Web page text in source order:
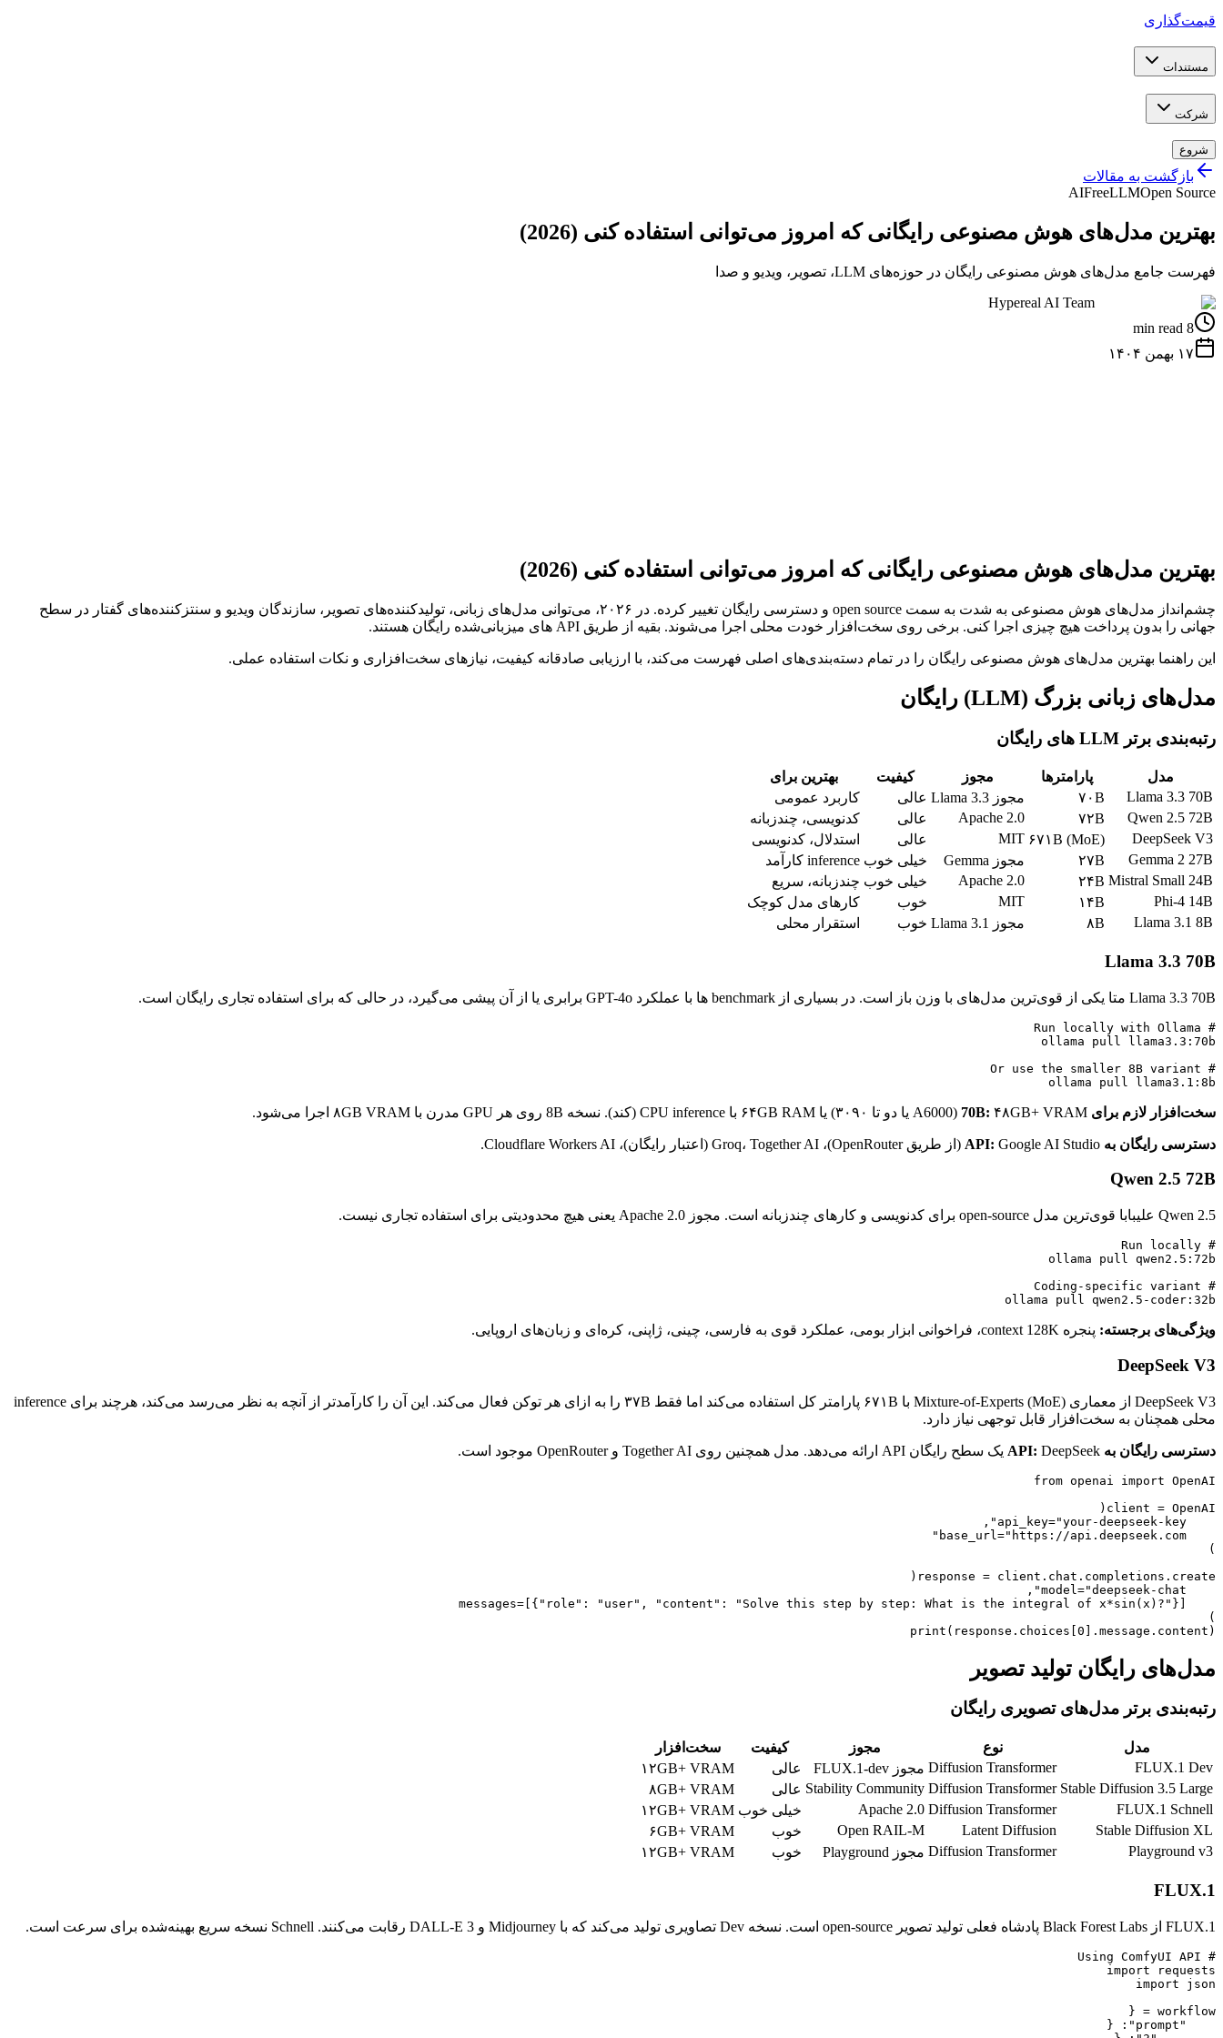
قیمت‌گذاری
مستندات
شرکت
شروع
بازگشت به مقالات
AIFreeLLMOpen Source
بهترین مدل‌های هوش مصنوعی رایگانی که امروز می‌توانی استفاده کنی (2026)
فهرست جامع مدل‌های هوش مصنوعی رایگان در حوزه‌های LLM، تصویر، ویدیو و صدا
Hypereal AI Team
8 min read
۱۷ بهمن ۱۴۰۴
بهترین مدل‌های هوش مصنوعی رایگانی که امروز می‌توانی استفاده کنی (2026)
چشم‌انداز مدل‌های هوش مصنوعی به شدت به سمت open source و دسترسی رایگان تغییر کرده. در ۲۰۲۶، می‌توانی مدل‌های زبانی، تولیدکننده‌های تصویر، سازندگان ویدیو و سنتزکننده‌های گفتار در سطح
جهانی را بدون پرداخت هیچ چیزی اجرا کنی. برخی روی سخت‌افزار خودت محلی اجرا می‌شوند. بقیه از طریق API های میزبانی‌شده رایگان هستند.
این راهنما بهترین مدل‌های هوش مصنوعی رایگان را در تمام دسته‌بندی‌های اصلی فهرست می‌کند، با ارزیابی صادقانه کیفیت، نیازهای سخت‌افزاری و نکات استفاده عملی.
مدل‌های زبانی بزرگ (LLM) رایگان
رتبه‌بندی برتر LLM های رایگان
مدل پارامترها مجوز کیفیت
بهترین برای
Llama 3.3 70B
۷۰B مجوز Llama 3.3 عالی
کاربرد عمومی
Qwen 2.5 72B
۷۲B Apache 2.0 عالی
کدنویسی، چندزبانه
DeepSeek V3
۶۷۱B (MoE) MIT عالی
استدلال، کدنویسی
Gemma 2 27B
۲۷B مجوز Gemma خیلی خوب inference کارآمد
Mistral Small 24B ۲۴B Apache 2.0 خیلی خوب چندزبانه، سریع
Phi-4 14B
۱۴B MIT خوب
کارهای مدل کوچک
Llama 3.1 8B
۸B مجوز Llama 3.1 خوب استقرار محلی
Llama 3.3 70B
Llama 3.3 70B متا یکی از قوی‌ترین مدل‌های با وزن باز است. در بسیاری از benchmark ها با عملکرد GPT-4o برابری یا از آن پیشی می‌گیرد، در حالی که برای استفاده تجاری رایگان است.
ollama pull llama3.1:8b
سخت‌افزار لازم برای 70B: ۴۸GB+ VRAM (A6000 یا دو تا ۳۰۹۰) یا ۶۴GB RAM با CPU inference (کند). نسخه 8B روی هر GPU مدرن با ۸GB VRAM اجرا می‌شود.
دسترسی رایگان به API: Google AI Studio (از طریق OpenRouter)، Groq، Together AI (اعتبار رایگان)، Cloudflare Workers AI.
Qwen 2.5 72B
Qwen 2.5 علیبابا قوی‌ترین مدل open-source برای کدنویسی و کارهای چندزبانه است. مجوز Apache 2.0 یعنی هیچ محدودیتی برای استفاده تجاری نیست.
ollama pull qwen2.5-coder:32b
ویژگی‌های برجسته: پنجره context 128K، فراخوانی ابزار بومی، عملکرد قوی به فارسی، چینی، ژاپنی، کره‌ای و زبان‌های اروپایی.
DeepSeek V3
DeepSeek V3 از معماری Mixture-of-Experts (MoE) با ۶۷۱B پارامتر کل استفاده می‌کند اما فقط ۳۷B را به ازای هر توکن فعال می‌کند. این آن را کارآمدتر از آنچه به نظر می‌رسد می‌کند، هرچند برای inference
محلی همچنان به سخت‌افزار قابل توجهی نیاز دارد.
دسترسی رایگان به API: DeepSeek یک سطح رایگان API ارائه می‌دهد. مدل همچنین روی Together AI و OpenRouter موجود است.
print(response.choices[0].message.content)
مدل‌های رایگان تولید تصویر
رتبه‌بندی برتر مدل‌های تصویری رایگان
مدل نوع مجوز کیفیت
سخت‌افزار
FLUX.1 Dev
Diffusion Transformer مجوز FLUX.1-dev عالی
۱۲GB+ VRAM
Stable Diffusion 3.5 Large
Diffusion Transformer
Stability Community عالی
۸GB+ VRAM
FLUX.1 Schnell
Diffusion Transformer
Apache 2.0 خیلی خوب ۱۲GB+ VRAM
Stable Diffusion XL
Latent Diffusion
Open RAIL-M خوب
۶GB+ VRAM
Playground v3
Diffusion Transformer مجوز Playground خوب ۱۲GB+ VRAM
FLUX.1
FLUX.1 از Black Forest Labs پادشاه فعلی تولید تصویر open-source است. نسخه Dev تصاویری تولید می‌کند که با Midjourney و DALL-E 3 رقابت می‌کنند. Schnell نسخه سریع بهینه‌شده برای سرعت است.